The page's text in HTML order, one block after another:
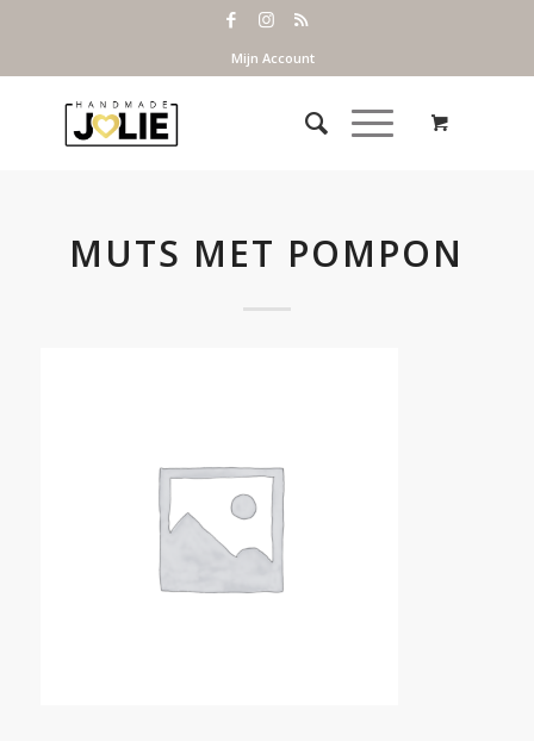
Mijn Account
MUTS MET POMPON